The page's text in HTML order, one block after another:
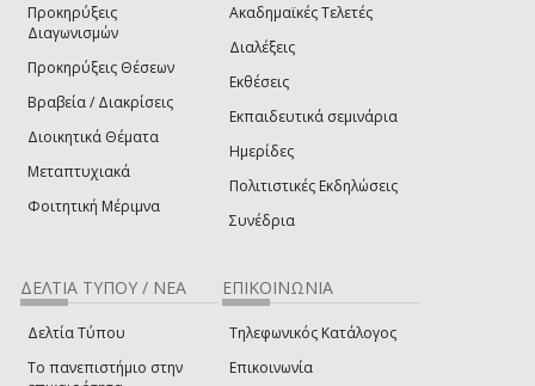
Προκηρύξεις
Διαγωνισμών
Προκηρύξεις Θέσεων
Βραβεία / Διακρίσεις
Διοικητικά Θέματα
Μεταπτυχιακά
Φοιτητική Μέριμνα
Ακαδημαϊκές Τελετές
Διαλέξεις
Εκθέσεις
Εκπαιδευτικά σεμινάρια
Ημερίδες
Πολιτιστικές Εκδηλώσεις
Συνέδρια
ΔΕΛΤΙΑ ΤΥΠΟΥ / ΝΕΑ
Δελτία Τύπου
Το πανεπιστήμιο στην
ΕΠΙΚΟΙΝΩΝΙΑ
Τηλεφωνικός Κατάλογος
Επικοινωνία